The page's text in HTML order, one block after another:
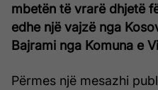
mbetën të vrarë dhjetë
edhe një vajzë nga
Bajrami nga Komuna e
Përmes një mesazhi